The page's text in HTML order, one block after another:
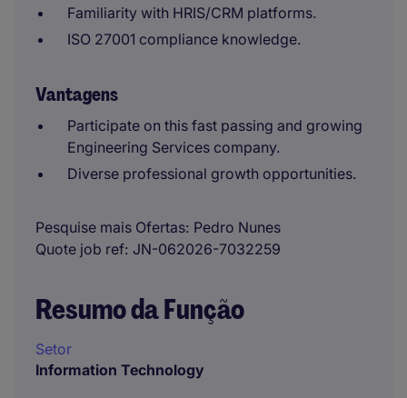
Familiarity with HRIS/CRM platforms.
ISO 27001 compliance knowledge.
Vantagens
Participate on this fast passing and growing
Engineering Services company.
Diverse professional growth opportunities.
Pesquise mais Ofertas Pedro Nunes
Quote job ref JN-062026-7032259
Resumo da Função
Setor
Information Technology